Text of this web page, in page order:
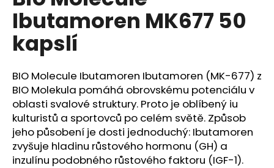
4,0
5
hvězdiček.
Ibutamoren MK677 50
kapslí
BIO Molecule Ibutamoren Ibutamoren (MK-677) z
BIO Molekula pomáhá obrovskému potenciálu v
oblasti svalové struktury. Proto je oblíbený iu
kulturistů a sportovců po celém světě. Způsob
jeho působení je dosti jednoduchý: Ibutamoren
zvyšuje hladinu růstového hormonu (GH) a
inzulínu podobného růstového faktoru (IGF-1).
a
j
í
?
HLEDAT